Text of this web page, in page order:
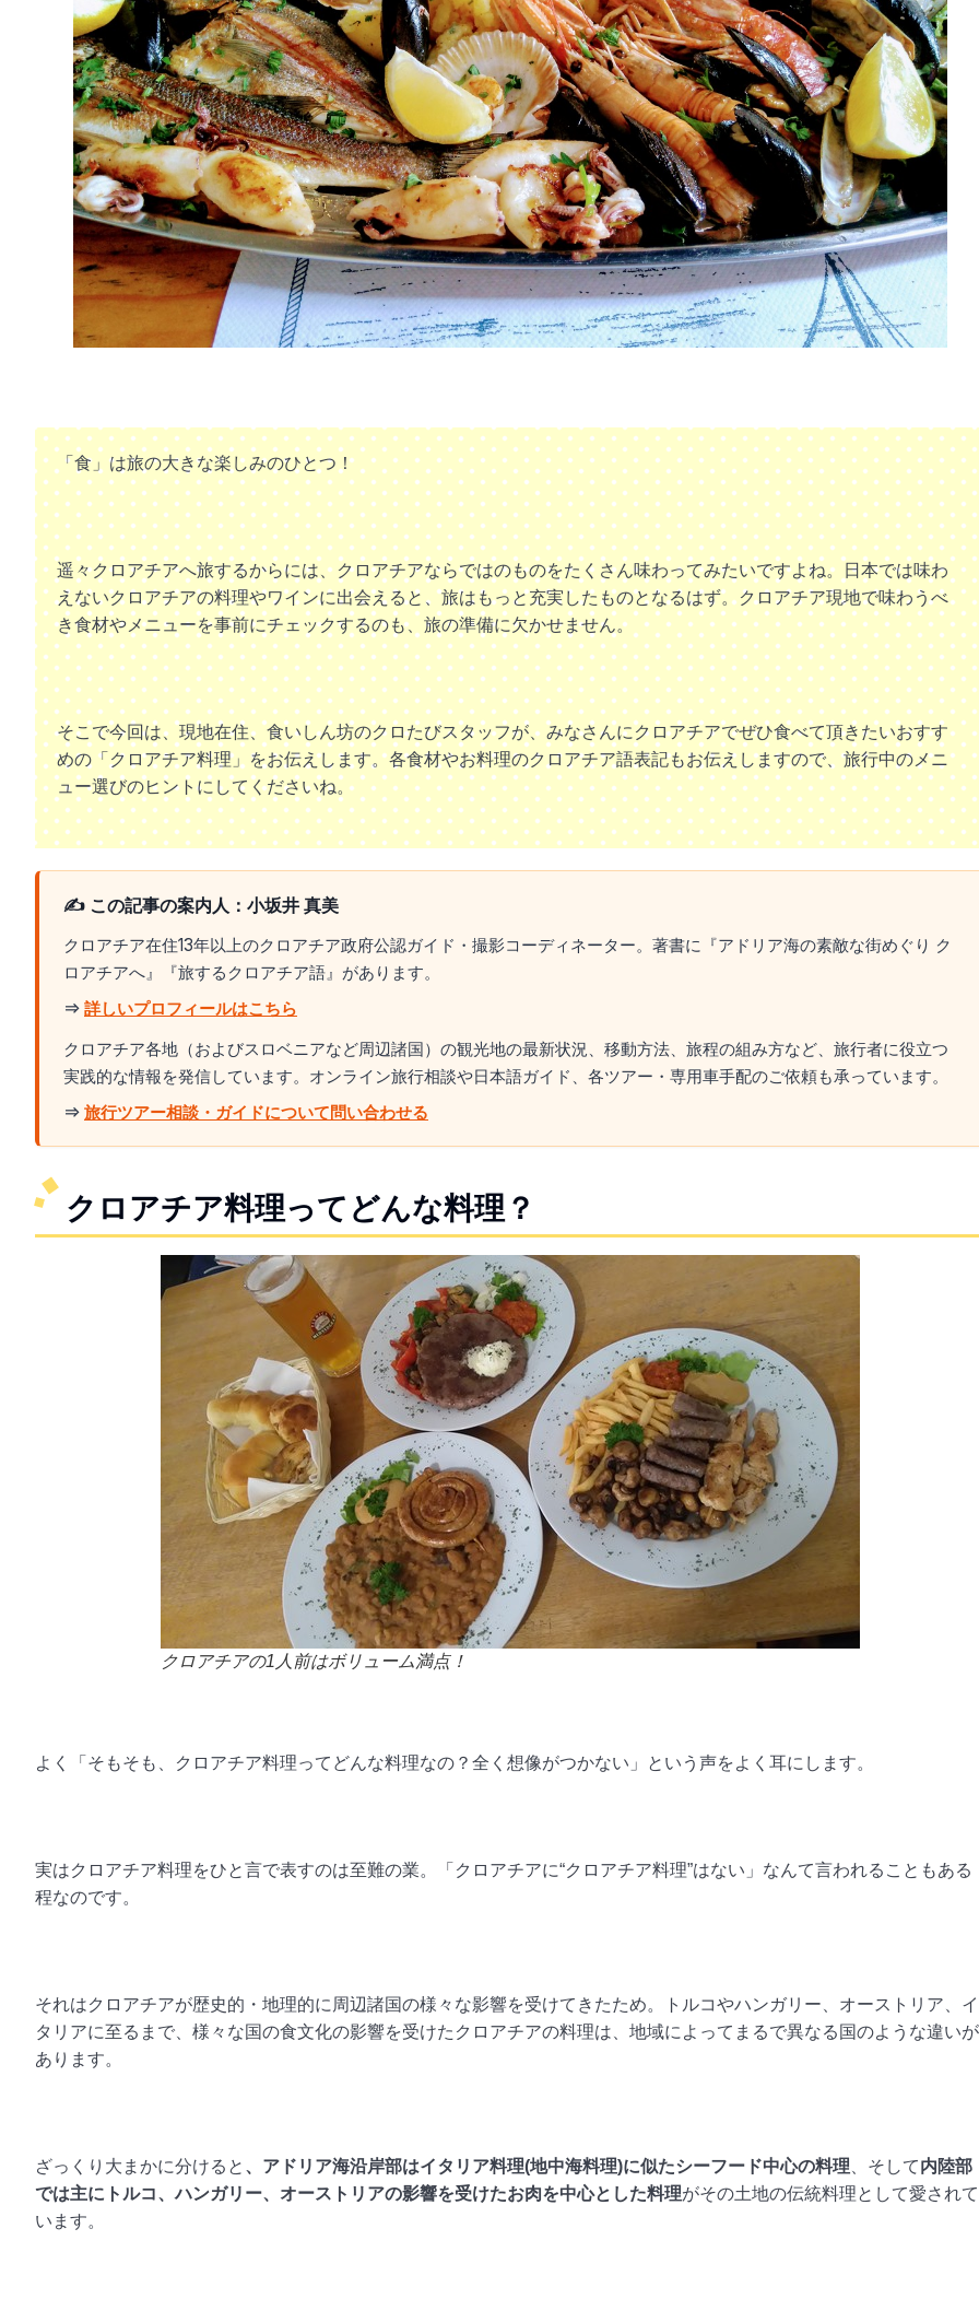
「食」は旅の大きな楽しみのひとつ！
遥々クロアチアへ旅するからには、クロアチアならではのものをたくさん味わってみたいですよね。日本では味わ
えないクロアチアの料理やワインに出会えると、旅はもっと充実したものとなるはず。クロアチア現地で味わうべ
き食材やメニューを事前にチェックするのも、旅の準備に欠かせません。
そこで今回は、現地在住、食いしん坊のクロたびスタッフが、みなさんにクロアチアでぜひ食べて頂きたいおすす
めの「クロアチア料理」をお伝えします。各食材やお料理のクロアチア語表記もお伝えしますので、旅行中のメニ
ュー選びのヒントにしてくださいね。
✍️ この記事の案内人：小坂井 真美
クロアチア在住13年以上のクロアチア政府公認ガイド・撮影コーディネーター。著書に『アドリア海の素敵な街めぐり ク
ロアチアへ』『旅するクロアチア語』があります。
⇒ 詳しいプロフィールはこちら
クロアチア各地（およびスロベニアなど周辺諸国）の観光地の最新状況、移動方法、旅程の組み方など、旅行者に役立つ
実践的な情報を発信しています。オンライン旅行相談や日本語ガイド、各ツアー・専用車手配のご依頼も承っています。
⇒ 旅行ツアー相談・ガイドについて問い合わせる
クロアチア料理ってどんな料理？
クロアチアの1人前はボリューム満点！
よく「そもそも、クロアチア料理ってどんな料理なの？全く想像がつかない」という声をよく耳にします。
実はクロアチア料理をひと言で表すのは至難の業。「クロアチアに“クロアチア料理”はない」なんて言われることもある
程なのです。
それはクロアチアが歴史的・地理的に周辺諸国の様々な影響を受けてきたため。トルコやハンガリー、オーストリア、イ
タリアに至るまで、様々な国の食文化の影響を受けたクロアチアの料理は、地域によってまるで異なる国のような違いが
あります。
ざっくり大まかに分けると 、 アドリア海沿岸部はイタリア料理(地中海料理)に似たシーフード中心の料理 、そして内陸部
では主にトルコ、ハンガリー、オーストリアの影響を受けたお肉を中心とした料理がその土地の伝統料理として愛されて
います。